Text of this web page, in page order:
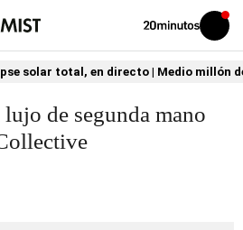
Volver
Iniciar
sesión
solar total, en directo | Medio millón
de segunda mano